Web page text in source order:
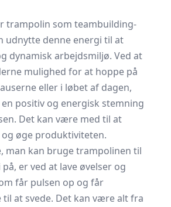
trampolin som teambuilding-
udnytte denne energi til at
dynamisk arbejdsmiljø. Ved at
mulighed for at hoppe på
eller i løbet af dagen,
positiv og energisk stemning
Det kan være med til at
øge produktiviteten.
man kan bruge trampolinen til
er ved at lave øvelser og
får pulsen op og får
at svede. Det kan være alt fra